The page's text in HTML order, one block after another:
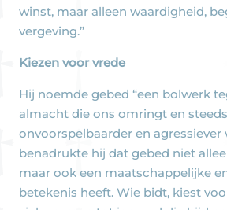
winst, maar alleen waardigheid,
vergeving.”
Kiezen voor vrede
Hij noemde gebed “een bolwerk
almacht die ons omringt en steeds
onvoorspelbaarder en agressiever
benadrukte hij dat gebed niet
maar ook een maatschappelijke
betekenis heeft. Wie bidt, kiest